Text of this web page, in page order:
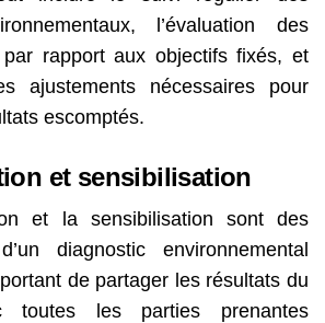
l’évaluation des
rapport aux objectifs fixés, et
ajustements nécessaires pour
escomptés.
et sensibilisation
et la sensibilisation sont des
diagnostic environnemental
de partager les résultats du
toutes les parties prenantes